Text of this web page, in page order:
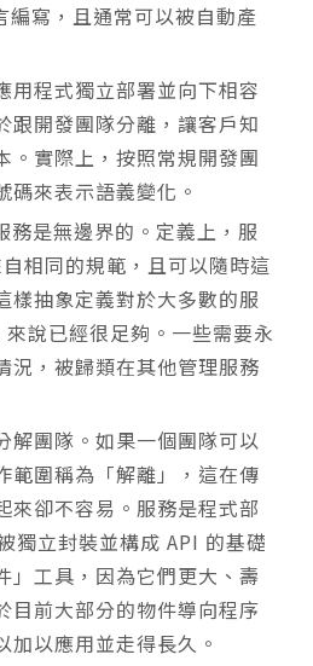
編寫，且通常可以被自動產
用程式獨立部署並向下相容
跟開發團隊分離，讓客戶知
。實際上，按照常規開發團
碼來表示語義變化。
是無邊界的。定義上，服
相同的規範，且可以隨時這
樣抽象定義對於大多數的服
說已經很足夠。一些需要永
況，被歸類在其他管理服務
解團隊。如果一個團隊可以
範圍稱為「解離」，這在傳
來卻不容易。服務是程式部
獨立封裝並構成 API 的基礎
」工具，因為它們更大、壽
目前大部分的物件導向程序
加以應用並走得長久。